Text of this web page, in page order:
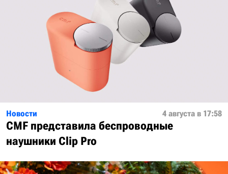
Новости 4 августа в 17:58
CMF представила беспроводные
наушники Clip Pro